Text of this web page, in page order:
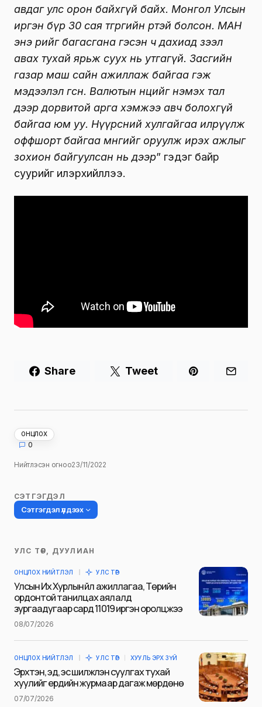
авдаг улс орон байхгүй байх. Монгол Улсын
иргэн бүр 30 сая төгрөгийн өртэй болсон. МАН
энэ өрийг багасгана гэсэн ч дахиад зээл
авах тухай ярьж суух нь утгагүй. Засгийн
газар маш сайн ажиллаж байгаа гэж
мэдээлэл өгсөн. Валютын нөөцийг нэмэх тал
дээр дорвитой арга хэмжээ авч болохгүй
байгаа юм уу. Нүүрсний хулгайгаа илрүүлж
оффшорт байгаа мөнгийг оруулж ирэх ажлыг
зохион байгуулсан нь дээр” гэдэг байр
суурийг илэрхийллээ.
Share Tweet
ОНЦЛОХ
0
Нийтлэсэн огноо23/11/2022
СЭТГЭГДЭЛ
Сэтгэгдэл үлдээх
Таны имэйл хаягийг нийтлэхгүй.
тэмдэглэсэн
Name
УЛС ТӨР, ДУУЛИАН
ОНЦЛОХ НИЙТЛЭЛ УЛС ТӨР
Улсын Их Хурлын үйл ажиллагаа, Төрийн
ордонтой танилцах аялалд
зургаадугаар сард 11019 иргэн оролцжээ
08/07/2026
ОНЦЛОХ НИЙТЛЭЛ УЛС ТӨР ХУУЛЬ ЭРХ ЗҮЙ
Эрхтэн, эд, эс шилжүүлэн суулгах тухай
хуулийг ердийн журмаар дагаж мөрдөнө
07/07/2026